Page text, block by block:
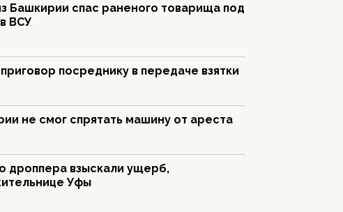
Башкирии спас раненого товарища под
ВСУ
посреднику в передаче взятки
не смог спрятать машину от ареста
дроппера взыскали ущерб,
Уфы